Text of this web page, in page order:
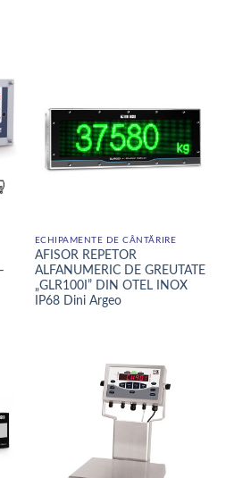
ECHIPAMENTE DE CÂNTĂRIRE
AFISOR REPETOR
ALFANUMERIC DE GREUTATE
„GLR100I” DIN OTEL INOX
IP68 Dini Argeo